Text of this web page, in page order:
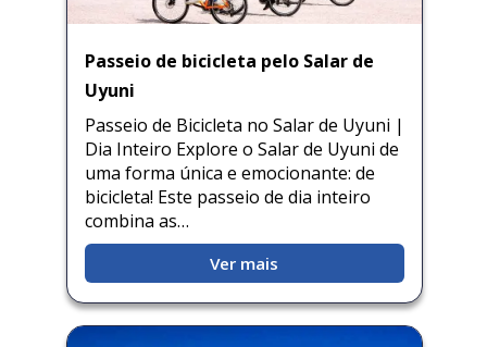
Passeio de bicicleta pelo Salar de
Uyuni
Passeio de Bicicleta no Salar de Uyuni |
Dia Inteiro Explore o Salar de Uyuni de
uma forma única e emocionante: de
bicicleta! Este passeio de dia inteiro
combina as…
Ver mais